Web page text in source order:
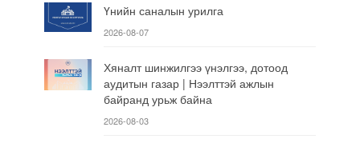
Үнийн саналын урилга
2026-08-07
Хяналт шинжилгээ үнэлгээ, дотоод
аудитын газар | Нээлттэй ажлын
байранд урьж байна
2026-08-03